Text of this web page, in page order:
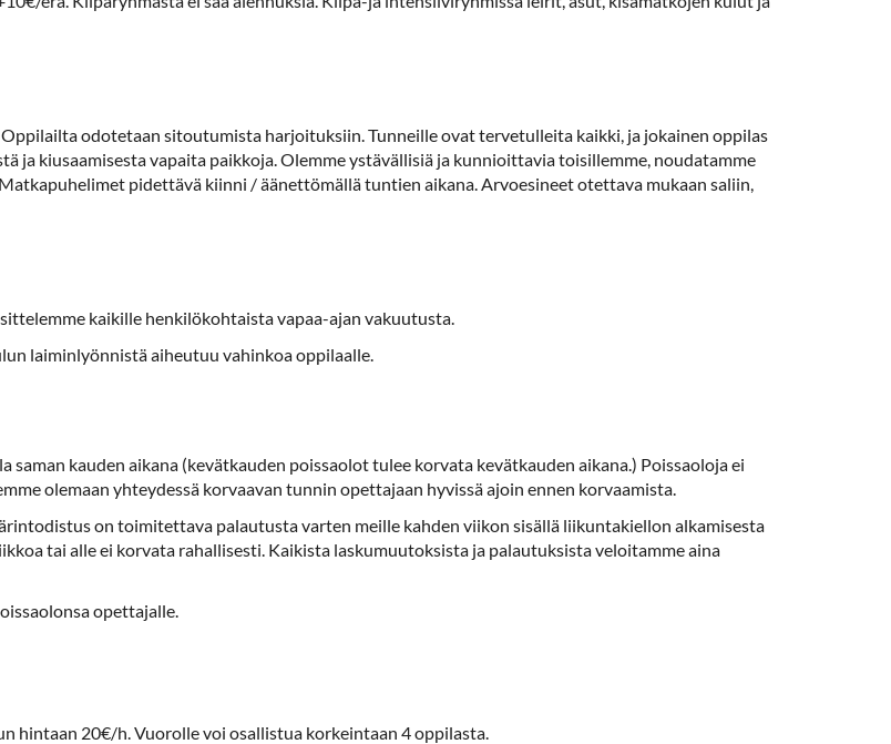
odotetaan sitoutumista harjoituksiin. Tunneille ovat tervetulleita kaikki, ja jokainen oppilas
ja kiusaamisesta vapaita paikkoja. Olemme ystävällisiä ja kunnioittavia toisillemme, noudatamme
pidettävä kiinni / äänettömällä tuntien aikana. Arvoesineet otettava mukaan saliin,
kaikille henkilökohtaista vapaa-ajan vakuutusta.
laiminlyönnistä aiheutuu vahinkoa oppilaalle.
kauden aikana (kevätkauden poissaolot tulee korvata kevätkauden aikana.) Poissaoloja ei
olemaan yhteydessä korvaavan tunnin opettajaan hyvissä ajoin ennen korvaamista.
on toimitettava palautusta varten meille kahden viikon sisällä liikuntakiellon alkamisesta
tai alle ei korvata rahallisesti. Kaikista laskumuutoksista ja palautuksista veloitamme aina
opettajalle.
hintaan 20€/h. Vuorolle voi osallistua korkeintaan 4 oppilasta.